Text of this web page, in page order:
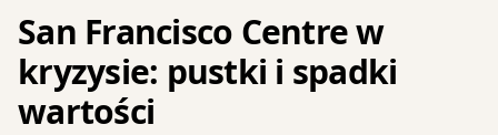
San Francisco Centre w
kryzysie: pustki i spadki
wartości